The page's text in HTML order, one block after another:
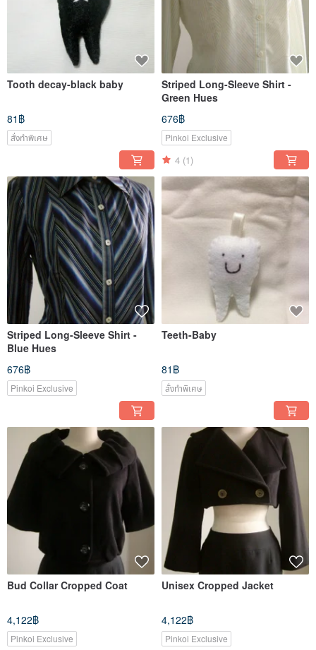
Tooth decay-black baby
81฿
สั่งทำพิเศษ
Striped Long-Sleeve Shirt -
Green Hues
676฿
Pinkoi Exclusive
4 (1)
Striped Long-Sleeve Shirt -
Blue Hues
676฿
Pinkoi Exclusive
Teeth-Baby
81฿
สั่งทำพิเศษ
Bud Collar Cropped Coat
4,122฿
Pinkoi Exclusive
Unisex Cropped Jacket
4,122฿
Pinkoi Exclusive